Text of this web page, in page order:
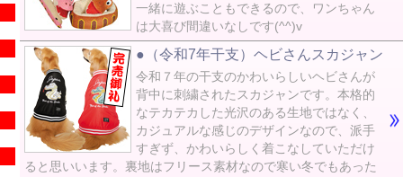
一緒に遊ぶこともできるので、ワンちゃん
は大喜び間違いなしです(^^)v
●（令和7年干支）ヘビさんスカジャン
令和７年の干支のかわいらしいヘビさんが
背中に刺繍されたスカジャンです。本格的
なテカテカした光沢のある生地ではなく、
カジュアルな感じのデザインなので、派手
すぎず、かわいらしく着こなしていただけ
ると思いいます。裏地はフリース素材なので寒い冬でもあった